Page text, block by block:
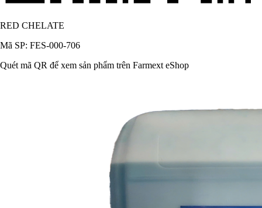
RED CHELATE
Mã SP: FES-000-706
Quét mã QR để xem sản phẩm trên Farmext eShop